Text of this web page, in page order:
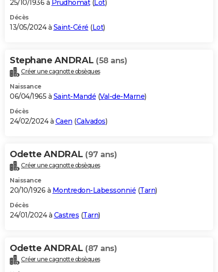
25/10/1936 à Prudhomat(Lot)
Décès
13/05/2024 à Saint-Céré (Lot)
Stephane ANDRAL (58 ans)
Créer une cagnotte obsèques
Naissance
06/04/1965 à Saint-Mandé (Val-de-Marne)
Décès
24/02/2024 à Caen (Calvados)
Odette ANDRAL (97 ans)
Créer une cagnotte obsèques
Naissance
20/10/1926 à Montredon-Labessonnié (Tarn)
Décès
24/01/2024 à Castres (Tarn)
Odette ANDRAL (87 ans)
Créer une cagnotte obsèques